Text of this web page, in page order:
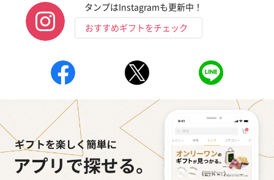
タンプはInstagramも更新中！
おすすめギフトをチェック